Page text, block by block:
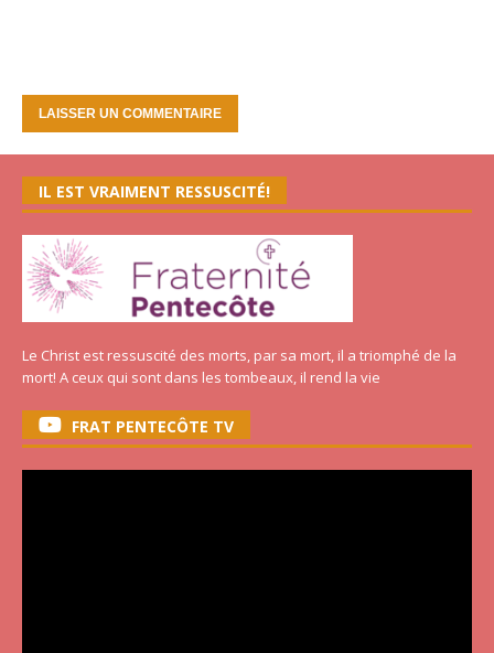
IL EST VRAIMENT RESSUSCITÉ!
Le Christ est ressuscité des morts, par sa mort, il a triomphé de la
mort! A ceux qui sont dans les tombeaux, il rend la vie
FRAT PENTECÔTE TV